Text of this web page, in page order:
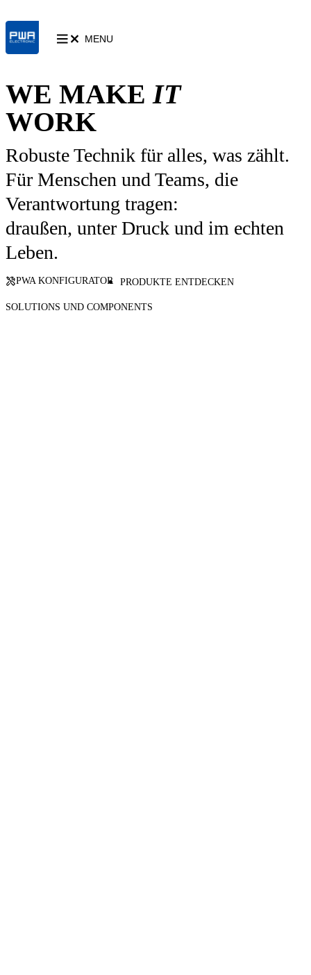
MENU
WE MAKEIT
WORK
Robuste Technik für alles, was zählt.
Für Menschen und Teams, die
Verantwortung tragen:
draußen, unter Druck und im echten
Leben.
PWA KONFIGURATOR PRODUKTE ENTDECKEN
SOLUTIONS UND COMPONENTS